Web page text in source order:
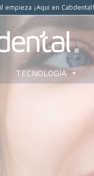
empieza ¡Aquí en Cabdental!
TECNOLOGÍA